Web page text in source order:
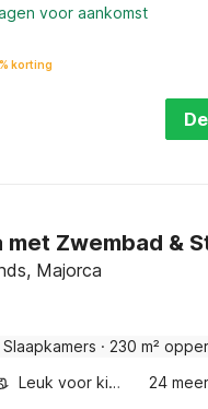
voor aankomst
korting
met Zwembad &
Majorca
· 230 m²
Leuk voor kinderen 24 meer